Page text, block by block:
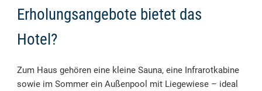
Erholungsangebote bietet das
Hotel?
Zum Haus gehören eine kleine Sauna, eine Infrarotkabine
sowie im Sommer ein Außenpool mit Liegewiese – ideal